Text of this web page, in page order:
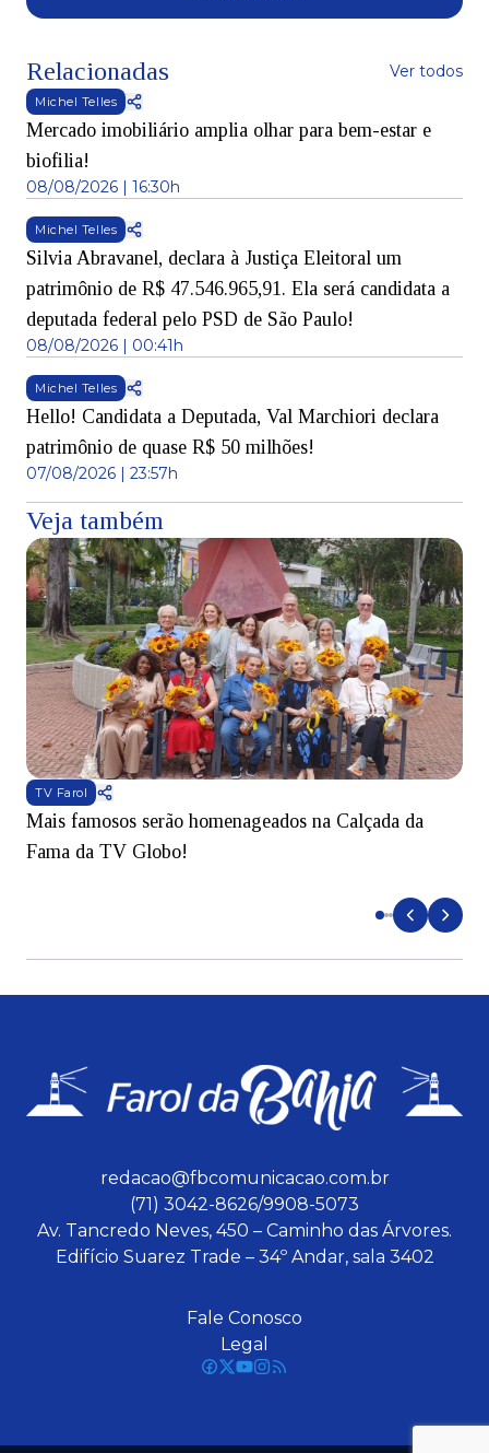
Relacionadas Ver todos
Michel Telles
Mercado imobiliário amplia olhar para bem-estar e
biofilia!
08/08/2026 | 16:30h
Michel Telles
Silvia Abravanel, declara à Justiça Eleitoral um
patrimônio de R$ 47.546.965,91. Ela será candidata a
deputada federal pelo PSD de São Paulo!
08/08/2026 | 00:41h
Michel Telles
Hello! Candidata a Deputada, Val Marchiori declara
patrimônio de quase R$ 50 milhões!
07/08/2026 | 23:57h
Veja também
TV Farol
Mais famosos serão homenageados na Calçada da
Fama da TV Globo!
redacao@fbcomunicacao.com.br
(71) 3042-8626/9908-5073
Av. Tancredo Neves, 450 – Caminho das Árvores.
Edifício Suarez Trade – 34º Andar, sala 3402
Fale Conosco
Legal